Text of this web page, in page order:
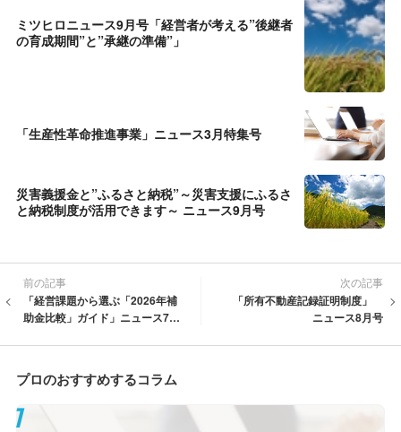
ミツヒロニュース9月号「経営者が考える”後継者
の育成期間”と”承継の準備”」
「生産性革命推進事業」ニュース3月特集号
災害義援金と”ふるさと納税”～災害支援にふるさ
と納税制度が活用できます～ ニュース9月号
前の記事
「経営課題から選ぶ「2026年補
助金比較」ガイド」ニュース7月
次の記事
「所有不動産記録証明制度」
ニュース8月号
プロのおすすめするコラム